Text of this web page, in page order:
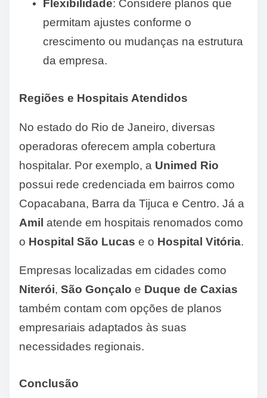
Flexibilidade: Considere planos que
permitam ajustes conforme o
crescimento ou mudanças na estrutura
da empresa.
Regiões e Hospitais Atendidos
No estado do Rio de Janeiro, diversas
operadoras oferecem ampla cobertura
hospitalar. Por exemplo, a Unimed Rio
possui rede credenciada em bairros como
Copacabana, Barra da Tijuca e Centro. Já a
Amil atende em hospitais renomados como
o Hospital São Lucas e o Hospital Vitória.
Empresas localizadas em cidades como
Niterói, São Gonçalo e Duque de Caxias
também contam com opções de planos
empresariais adaptados às suas
necessidades regionais.
Conclusão